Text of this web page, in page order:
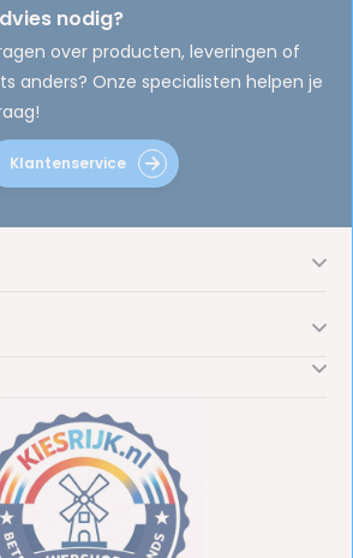
nodig?
over producten, leveringen of
anders? Onze specialisten helpen je
Klantenservice